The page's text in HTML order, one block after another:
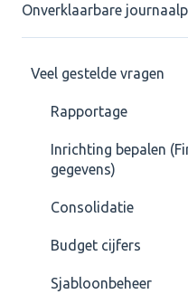
Onverklaarbare
Veel gestelde vragen
Rapportage
Inrichting bepalen
gegevens)
Consolidatie
Budget cijfers
Sjabloonbeheer